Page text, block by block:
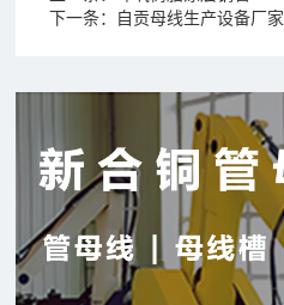
下一条：
自贡母线生产设备厂家